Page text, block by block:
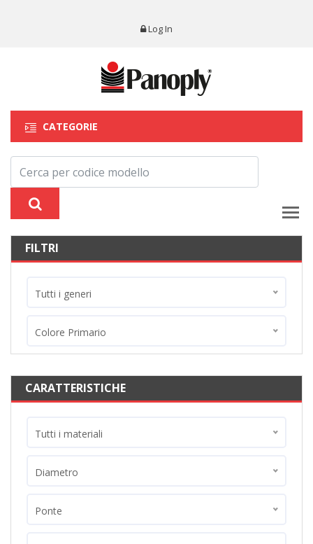
Log In
CATEGORIE
FILTRI
Tutti i generi
Colore Primario
CARATTERISTICHE
Tutti i materiali
Diametro
Ponte